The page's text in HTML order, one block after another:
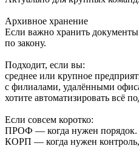
Архивное хранение
Если важно хранить
по закону.
Подходит, если вы:
среднее или крупное
с филиалами, удалёнными
хотите автоматизировать всё
Если совсем коротко:
ПРОФ — когда нужен порядок.
КОРП — когда нужен контроль,